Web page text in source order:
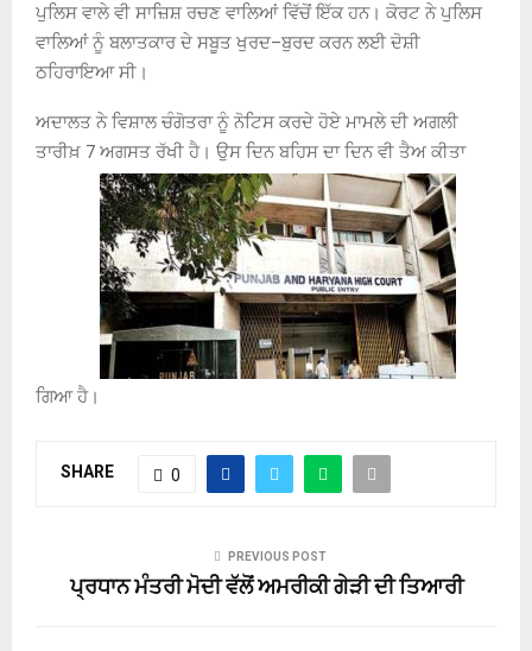
ਪੁਲਿਸ ਵਾਲੇ ਵੀ ਸਾਜ਼ਿਸ਼ ਰਚਣ ਵਾਲਿਆਂ ਵਿੱਚੋਂ ਇੱਕ ਹਨ। ਕੋਰਟ ਨੇ ਪੁਲਿਸ
ਵਾਲਿਆਂ ਨੂੰ ਬਲਾਤਕਾਰ ਦੇ ਸਬੂਤ ਖੁਰਦ–ਬੁਰਦ ਕਰਨ ਲਈ ਦੋਸ਼ੀ
ਠਹਿਰਾਇਆ ਸੀ।
ਅਦਾਲਤ ਨੇ ਵਿਸ਼ਾਲ ਚੰਗੋਤਰਾ ਨੂੰ ਨੋਟਿਸ ਕਰਦੇ ਹੋਏ ਮਾਮਲੇ ਦੀ ਅਗਲੀ
ਤਾਰੀਖ਼ 7 ਅਗਸਤ ਰੱਖੀ ਹੈ। ਉਸ ਦਿਨ ਬਹਿਸ ਦਾ ਦਿਨ ਵੀ ਤੈਅ ਕੀਤਾ
ਗਿਆ ਹੈ।
SHARE 0
PREVIOUS POST
ਪ੍ਰਧਾਨ ਮੰਤਰੀ ਮੋਦੀ ਵੱਲੋਂ ਅਮਰੀਕੀ ਗੇੜੀ ਦੀ ਤਿਆਰੀ